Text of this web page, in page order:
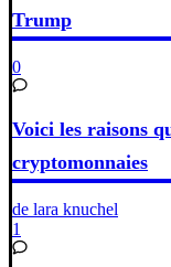
Trump
0
Voici les raisons
cryptomonnaies
de lara knuchel
1